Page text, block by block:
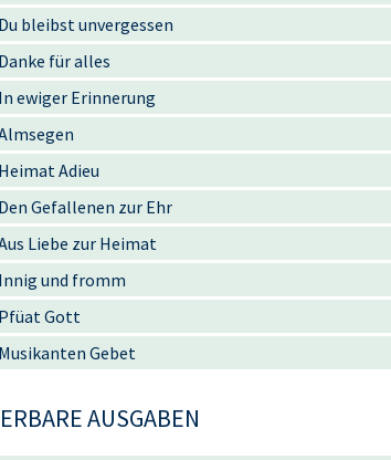
Du bleibst unvergessen
Danke für alles
In ewiger Erinnerung
Heimat Adieu
Den Gefallenen zur Ehr
Liebe zur Heimat
Innig und fromm
Pfüat Gott
Musikanten Gebet
AUSGABEN